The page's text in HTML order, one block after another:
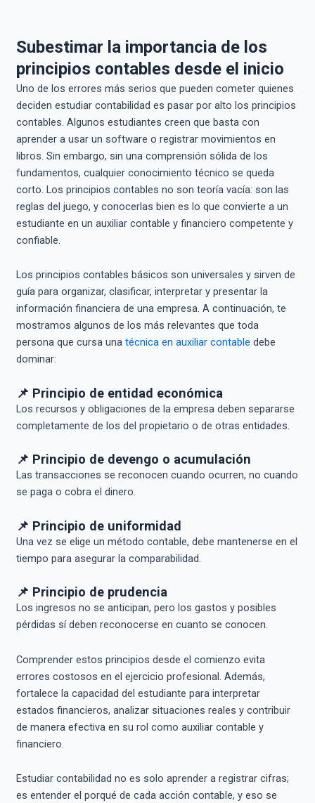
Subestimar la importancia de los
principios contables desde el inicio
Uno de los errores más serios que pueden cometer quienes
deciden estudiar contabilidad es pasar por alto los principios
contables. Algunos estudiantes creen que basta con
aprender a usar un software o registrar movimientos en
libros. Sin embargo, sin una comprensión sólida de los
fundamentos, cualquier conocimiento técnico se queda
corto. Los principios contables no son teoría vacía: son las
reglas del juego, y conocerlas bien es lo que convierte a un
estudiante en un auxiliar contable y financiero competente y
confiable.
Los principios contables básicos son universales y sirven de
guía para organizar, clasificar, interpretar y presentar la
información financiera de una empresa. A continuación, te
mostramos algunos de los más relevantes que toda
persona que cursa una técnica en auxiliar contable debe
dominar:
📌 Principio de entidad económica
Los recursos y obligaciones de la empresa deben separarse
completamente de los del propietario o de otras entidades.
📌 Principio de devengo o acumulación
Las transacciones se reconocen cuando ocurren, no cuando
se paga o cobra el dinero.
📌 Principio de uniformidad
Una vez se elige un método contable, debe mantenerse en el
tiempo para asegurar la comparabilidad.
📌 Principio de prudencia
Los ingresos no se anticipan, pero los gastos y posibles
pérdidas sí deben reconocerse en cuanto se conocen.
Comprender estos principios desde el comienzo evita
errores costosos en el ejercicio profesional. Además,
fortalece la capacidad del estudiante para interpretar
estados financieros, analizar situaciones reales y contribuir
de manera efectiva en su rol como auxiliar contable y
financiero.
Estudiar contabilidad no es solo aprender a registrar cifras;
es entender el porqué de cada acción contable, y eso se